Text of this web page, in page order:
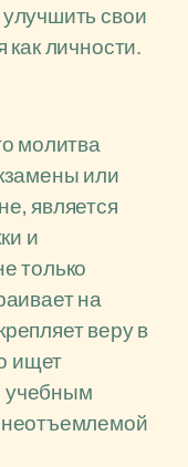
свои
как личности.
молитва
или
является
и
только
на
веру в
ищет
учебным
неотъемлемой